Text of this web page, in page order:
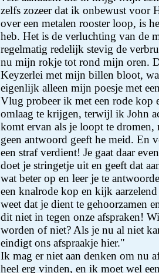
zelfs zozeer dat ik onbewust voor
over een metalen rooster loop, is
heb. Het is de verluchting van de
regelmatig redelijk stevig de
nu mijn rokje tot rond mijn oren.
Keyzerlei met mijn billen bloot,
eigenlijk alleen mijn poesje met
Vlug probeer ik met een rode kop
omlaag te krijgen, terwijl ik John
komt ervan als je loopt te
geen antwoord geeft he meid. En
een straf verdient! Je gaat daar
doet je stringetje uit en geeft dat
wat beter op en leer je te
een knalrode kop en kijk
weet dat je dient te gehoorzamen
dit niet in tegen onze afspraken!
worden of niet? Als je nu al niet
eindigt ons afspraakje hier."
Ik mag er niet aan denken om nu
heel erg vinden, en ik moet wel